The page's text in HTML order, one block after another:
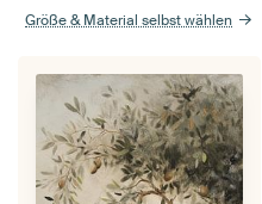
Größe & Material selbst wählen